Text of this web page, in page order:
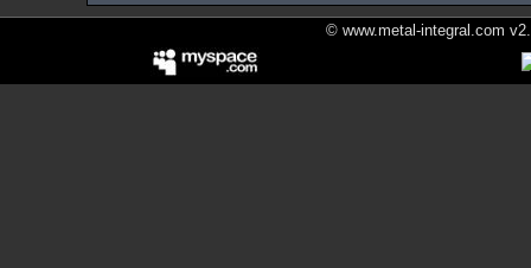
© www.metal-integral.com